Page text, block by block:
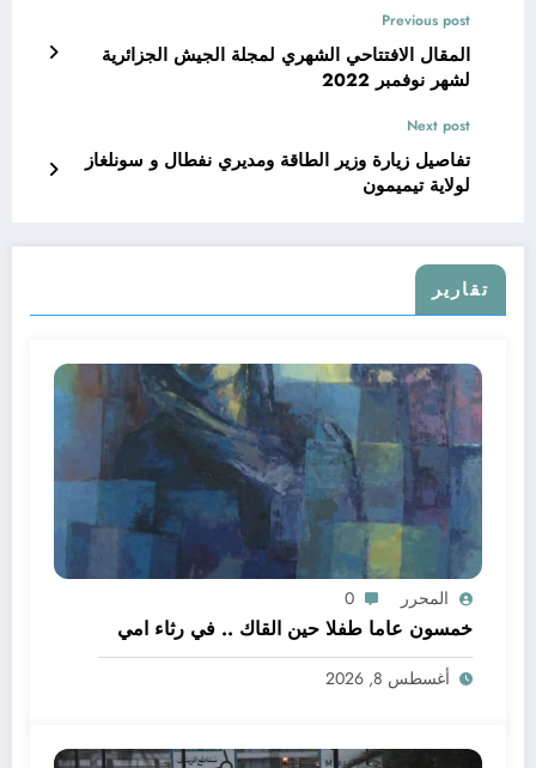
Previous post
المقال الافتتاحي الشهري لمجلة الجيش الجزائرية
لشهر نوفمبر 2022
Next post
تفاصيل زيارة وزير الطاقة ومديري نفطال و سونلغاز
لولاية تيميمون
تقارير
المحرر 0
خمسون عاما طفلا حين القاك .. في رثاء امي
أغسطس 8, 2026